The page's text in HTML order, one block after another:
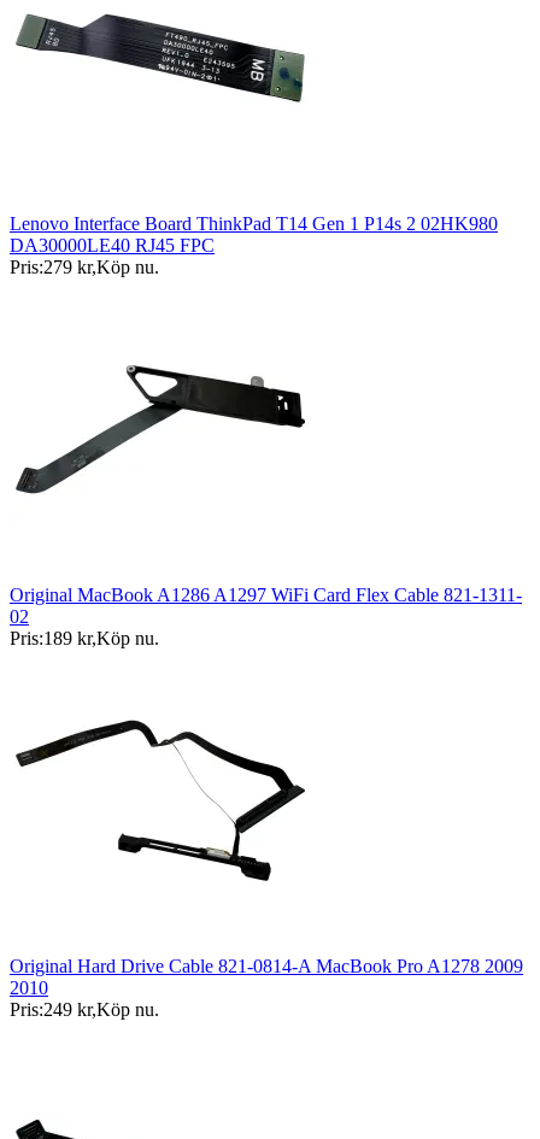
Lenovo Interface Board ThinkPad T14 Gen 1 P14s 2 02HK980
DA30000LE40 RJ45 FPC
Pris:279 kr,Köp nu.
Original MacBook A1286 A1297 WiFi Card Flex Cable 821-1311-
02
Pris:189 kr,Köp nu.
Original Hard Drive Cable 821-0814-A MacBook Pro A1278 2009
2010
Pris:249 kr,Köp nu.